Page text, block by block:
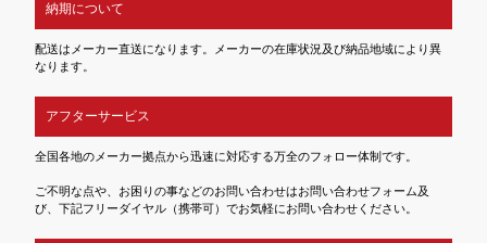
納期について
配送はメーカー直送になります。メーカーの在庫状況及び納品地域により異
なります。
アフターサービス
全国各地のメーカー拠点から迅速に対応する万全のフォロー体制です。
ご不明な点や、お困りの事などのお問い合わせはお問い合わせフォーム及
び、下記フリーダイヤル（携帯可）でお気軽にお問い合わせください。